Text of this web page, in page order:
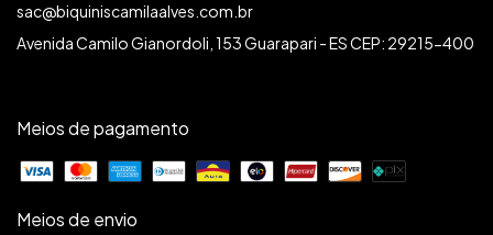
sac@biquiniscamilaalves.com.br
Avenida Camilo Gianordoli, 153 Guarapari - ES CEP: 29215-400
Meios de pagamento
Meios de envio